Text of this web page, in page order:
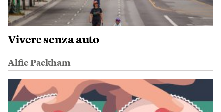
Vivere senza auto
Alfie Packham